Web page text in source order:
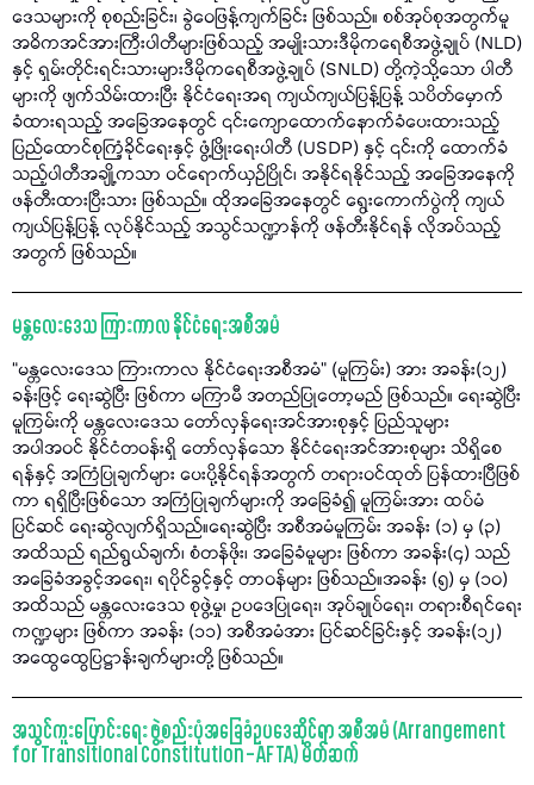
ဒေသများကို စုစည်းခြင်း၊ ခွဲဝေဖြန့်ကျက်ခြင်း ဖြစ်သည်။ စစ်အုပ်စုအတွက်မူ
အဓိကအင်အားကြီးပါတီများဖြစ်သည့်​ အမျိုးသားဒီမိုကရေစီအဖွဲ့ချုပ် (NLD)
နှင့် ရှမ်းတိုင်းရင်းသားများဒီမိုကရေစီအဖွဲ့ချုပ် (SNLD) တို့ကဲ့သို့သော ပါတီ
များကို ဖျက်သိမ်းထားပြီး နိုင်ငံရေးအရ ကျယ်ကျယ်ပြန့်ပြန့် သပိတ်မှောက်
ခံထားရသည့် အခြေအနေတွင် ၎င်းကျောထောက်နောက်ခံပေးထားသည့်
ပြည်ထောင်စုကြံ့ခိုင်ရေးနှင့် ဖွံ့ဖြိုးရေးပါတီ (USDP) နှင့် ၎င်းကို ထောက်ခံ
သည့်ပါတီအချို့ကသာ ဝင်ရောက်ယှဉ်ပြိုင်၊ အနိုင်ရနိုင်သည့် အခြေအနေကို
ဖန်တီးထားပြီးသား ဖြစ်သည်။ ထိုအခြေအနေတွင် ရွေးကောက်ပွဲကို ကျယ်
ကျယ်ပြန့်ပြန့် လုပ်နိုင်သည့် အသွင်သဏ္ဍာန်ကို ဖန်တီးနိုင်ရန် လိုအပ်သည့်
အတွက် ဖြစ်သည်။
မန္တလေးဒေသ ကြားကာလ နိုင်ငံရေးအစီအမံ
“မန္တလေးဒေသ ကြားကာလ နိုင်ငံရေးအစီအမံ” (မူကြမ်း) အား အခန်း(၁၂)
ခန်းဖြင့် ရေးဆွဲပြီး ဖြစ်ကာ မကြာမီ အတည်ပြုတော့မည် ဖြစ်သည်။ ရေးဆွဲပြီး
မူကြမ်းကို မန္တလေးဒေသ တော်လှန်ရေးအင်အားစုနှင့် ပြည်သူများ
အပါအဝင် နိုင်ငံတဝန်းရှိ တော်လှန်သော နိုင်ငံရေးအင်အားစုများ သိရှိစေ
ရန်နှင့် အကြံပြုချက်များ ပေးပို့နိုင်ရန်အတွက် တရားဝင်ထုတ် ပြန်ထားပြီဖြစ်
ကာ ရရှိပြီးဖြစ်သော အကြံပြုချက်များကို အခြေခံ၍ မူကြမ်းအား ထပ်မံ
ပြင်ဆင် ရေးဆွဲလျက်ရှိသည်။ရေးဆွဲပြီး အစီအမံမူကြမ်း အခန်း (၁) မှ (၃)
အထိသည် ရည်ရွယ်ချက်၊ စံတန်ဖိုး၊ အခြေခံမူများ ဖြစ်ကာ အခန်း(၄) သည်
အခြေခံအခွင့်အရေး၊ ရပိုင်ခွင့်နှင့် တာဝန်များ ဖြစ်သည်။အခန်း (၅) မှ (၁၀)
အထိသည် မန္တလေးဒေသ စုဖွဲ့မှု၊ ဥပဒေပြုရေး၊ အုပ်ချုပ်ရေး၊ တရားစီရင်ရေး
ကဏ္ဍများ ဖြစ်ကာ အခန်း (၁၁) အစီအမံအား ပြင်ဆင်ခြင်းနှင့် အခန်း(၁၂)
အထွေထွေပြဋ္ဌာန်းချက်များတို့ ဖြစ်သည်။
အသွင်ကူးပြောင်းရေး ဖွဲ့စည်းပုံအခြေခံဥပဒေဆိုင်ရာ အစီအမံ (Arrangement
for Transitional Constitution – AFTA) မိတ်ဆက်